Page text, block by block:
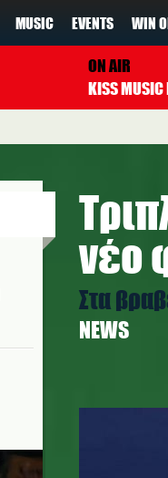
MUSIC EVENTS WIN
ON AIR
νέο
Στα
NEWS